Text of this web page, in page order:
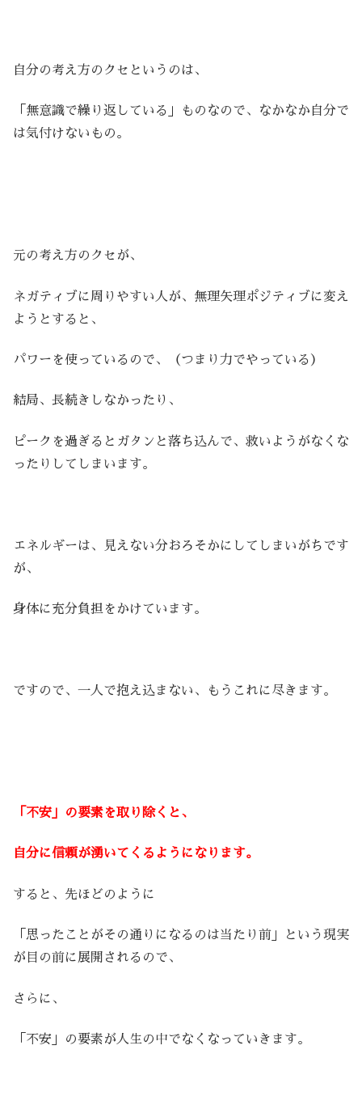
自分の考え方のクセというのは、
「無意識で繰り返している」ものなので、なかなか自分で
は気付けないもの。
元の考え方のクセが、
ネガティブに周りやすい人が、無理矢理ポジティブに変え
ようとすると、
パワーを使っているので、（つまり力でやっている）
結局、長続きしなかったり、
ピークを過ぎるとガタンと落ち込んで、救いようがなくな
ったりしてしまいます。
エネルギーは、見えない分おろそかにしてしまいがちです
が、
身体に充分負担をかけています。
ですので、一人で抱え込まない、もうこれに尽きます。
「不安」の要素を取り除くと、
自分に信頼が湧いてくるようになります。
すると、先ほどのように
「思ったことがその通りになるのは当たり前」という現実
が目の前に展開されるので、
さらに、
「不安」の要素が人生の中でなくなっていきます。